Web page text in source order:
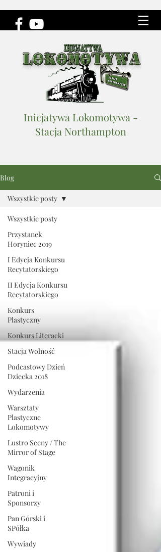
Inicjatywa Lokomotywa -
Stacja Northampton
Blog
Wszystkie posty
Przystanek
Horyniec 2019
I Edycja Konkursu
Recytatorskiego
II Edycja Konkursu
Recytatorskiego
Konkurs
Plastyczny
Konkurs Literacki
Stacja Wolność
Podcastowy Dzień
Dziecka 2018
Wydarzenia
Warsztaty
Plastyczne
Lokomotywy
Lustro Sceny / The
Mirror of Stage
Wagonik
Integracyjny
Patroni i
Sponsorzy
Pan Górski i
SPółka
Wywiady
Wszystkie posty